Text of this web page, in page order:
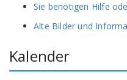
Sie benötigen Hilfe
Alte Bilder und
Kalender